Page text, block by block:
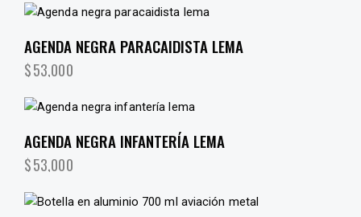
AGENDA NEGRA PARACAIDISTA LEMA
$53,000
AGENDA NEGRA INFANTERÍA LEMA
$53,000